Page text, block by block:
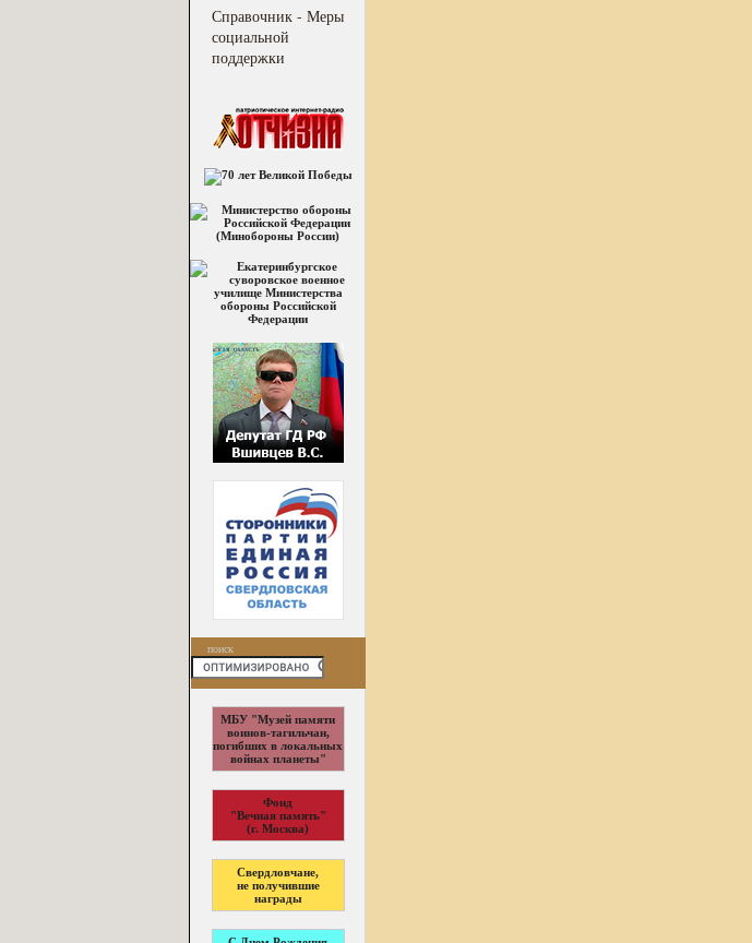
Справочник - Меры
социальной
поддержки
поиск
МБУ "Музей памяти
воинов-тагильчан,
погибших в локальных
войнах планеты"
Фонд
"Вечная память"
(г. Москва)
Свердловчане,
не получившие
награды